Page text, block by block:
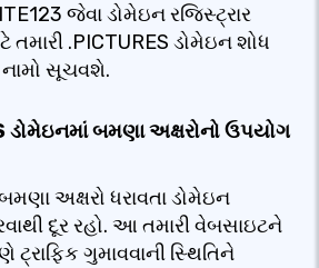
જેવા ડોમેઇન રજિસ્ટ્રાર
તમારી .PICTURES ડોમેઇન શોધ
નામો સૂચવશે.
ડોમેઇનમાં બમણા અક્ષરોનો ઉપયોગ
અક્ષરો ધરાવતા ડોમેઇન
દૂર રહો. આ તમારી વેબસાઇટને
ટ્રાફિક ગુમાવવાની સ્થિતિને